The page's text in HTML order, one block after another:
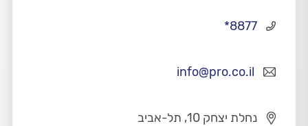
info@pro.co.il
*8877
נחלת יצחק 10, תל-אביב